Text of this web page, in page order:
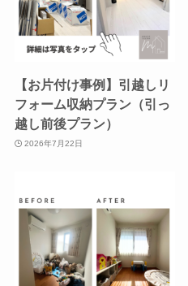
【お片付け事例】引越しリ
フォーム収納プラン（引っ
越し前後プラン）
2026年7月22日